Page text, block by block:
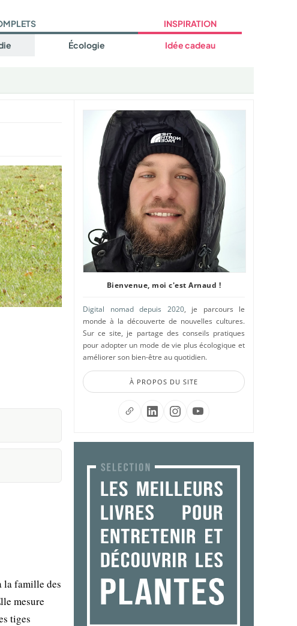
Écologie
INSPIRATION
Idée cadeau
la famille des
mesure
tiges
Bienvenue, moi c'est Arnaud !
Digital nomad depuis 2020, je parcours le
monde à la découverte de nouvelles cultures.
Sur ce site, je partage des conseils pratiques
pour adopter un mode de vie plus écologique et
améliorer son bien-être au quotidien.
À PROPOS DU SITE